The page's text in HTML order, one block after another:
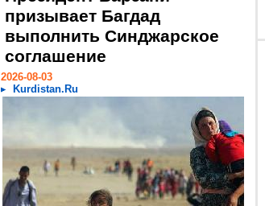
призывает Багдад
выполнить Синджарское
соглашение
2026-08-03
Kurdistan.Ru